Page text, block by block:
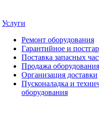
Услуги
Ремонт оборудования
Гарантийное и
Поставка запасных
Продажа
Организация доставки
Пусконаладка и
оборудования